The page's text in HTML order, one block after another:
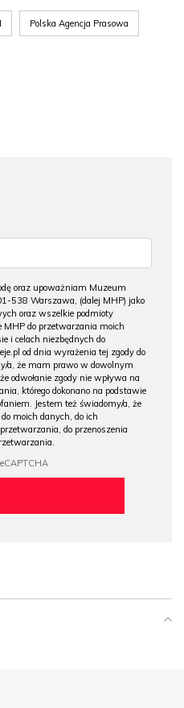
Polska Agencja Prasowa
oraz upoważniam Muzeum
538 Warszawa, (dalej MHP) jako
oraz wszelkie podmioty
MHP do przetwarzania moich
i celach niezbędnych do
od dnia wyrażenia tej zgody do
a, że mam prawo w dowolnym
odwołanie zgody nie wpływa na
którego dokonano na podstawie
Jestem też świadomy/a, że
moich danych, do ich
do przenoszenia